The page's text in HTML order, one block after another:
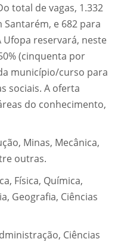
total de vagas, 1.332
e 682 para
Ufopa reservará, neste
(cinquenta por
município/curso para
sociais. A oferta
do conhecimento,
Minas, Mecânica,
outras.
Física, Química,
Geografia, Ciências
Ciências